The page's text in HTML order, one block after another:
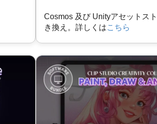
Cosmos 及び Unityアセットスト
き換え。詳しくはこちら